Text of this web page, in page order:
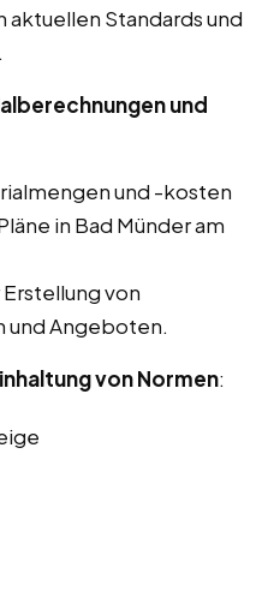
Standards und
und
und -kosten
in Bad Münder am
von
und Angeboten.
von Normen: